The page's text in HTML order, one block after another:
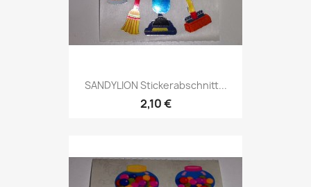
SANDYLION Stickerabschnitt...
2,10 €